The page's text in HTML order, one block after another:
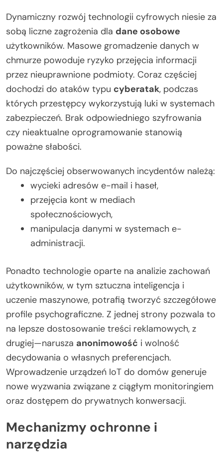
Dynamiczny rozwój technologii cyfrowych niesie za
sobą liczne zagrożenia dla dane osobowe
użytkowników. Masowe gromadzenie danych w
chmurze powoduje ryzyko przejęcia informacji
przez nieuprawnione podmioty. Coraz częściej
dochodzi do ataków typu cyberatak, podczas
których przestępcy wykorzystują luki w systemach
zabezpieczeń. Brak odpowiedniego szyfrowania
czy nieaktualne oprogramowanie stanowią
poważne słabości.
Do najczęściej obserwowanych incydentów należą:
wycieki adresów e-mail i haseł,
przejęcia kont w mediach
społecznościowych,
manipulacja danymi w systemach e-
administracji.
Ponadto technologie oparte na analizie zachowań
użytkowników, w tym sztuczna inteligencja i
uczenie maszynowe, potrafią tworzyć szczegółowe
profile psychograficzne. Z jednej strony pozwala to
na lepsze dostosowanie treści reklamowych, z
drugiej—narusza anonimowość i wolność
decydowania o własnych preferencjach.
Wprowadzenie urządzeń IoT do domów generuje
nowe wyzwania związane z ciągłym monitoringiem
oraz dostępem do prywatnych konwersacji.
Mechanizmy ochronne i
narzędzia